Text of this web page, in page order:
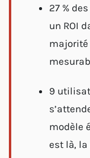
27 %
un ROI
majorité
9
modèle
est là,